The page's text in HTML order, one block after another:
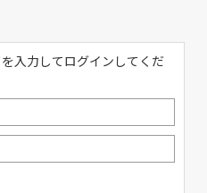
入力してログインしてくだ